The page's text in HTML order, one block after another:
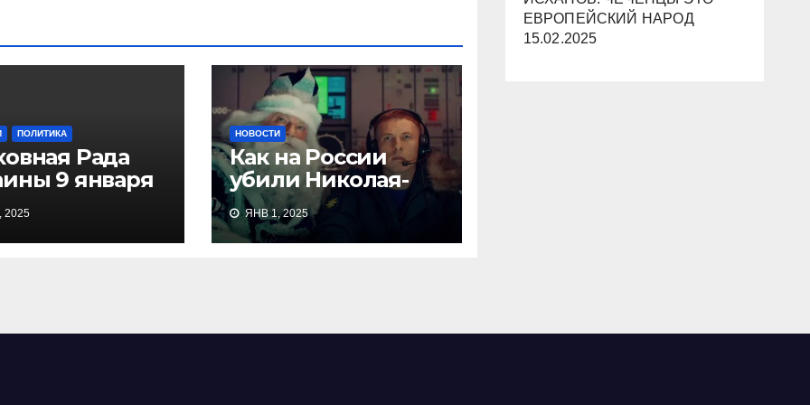
ПОЛИТИКА
Рада
9 января
приняла
2025
НОВОСТИ
Как на России
убили Николая-
угодника
ЯНВ 1, 2025
ЕВРОПЕЙСКИЙ НАРОД
15.02.2025